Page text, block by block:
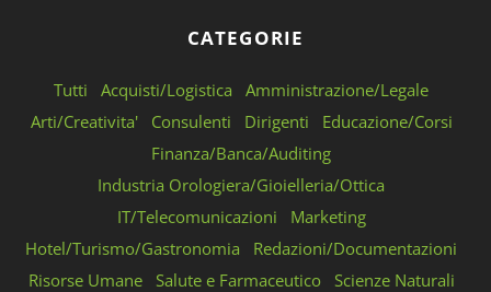
CATEGORIE
Tutti Acquisti/Logistica
Amministrazione/Legale
Arti/Creativita'
Consulenti Dirigenti
Educazione/Corsi
Finanza/Banca/Auditing
Industria Orologiera/Gioielleria/Ottica
IT/Telecomunicazioni
Marketing
Hotel/Turismo/Gastronomia
Redazioni/Documentazioni
Risorse Umane
Salute e Farmaceutico
Scienze Naturali